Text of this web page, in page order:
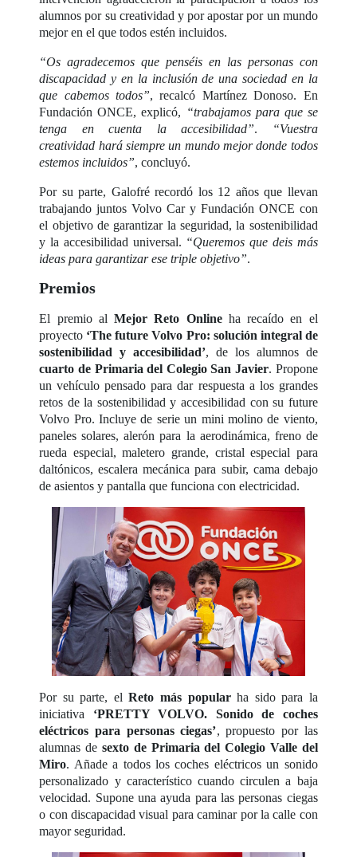
alumnos por su creatividad y por apostar por un mundo
mejor en el que todos estén incluidos.
“Os agradecemos que penséis en las personas con
discapacidad y en la inclusión de una sociedad en la
que cabemos todos”, recalcó Martínez Donoso. En
Fundación ONCE, explicó, “trabajamos para que se
tenga en cuenta la accesibilidad”.
“Vuestra
creatividad hará siempre un mundo mejor donde todos
estemos incluidos”, concluyó.
Por su parte, Galofré recordó los 12 años que llevan
trabajando juntos Volvo Car y Fundación ONCE con
el objetivo de garantizar la seguridad, la sostenibilidad
y la accesibilidad universal. “Queremos que deis más
ideas para garantizar ese triple objetivo”.
Premios
El premio alMejor Reto Onlineha recaído en el
proyecto ‘The future Volvo Pro: solución integral de
sostenibilidad y accesibilidad’, de los alumnos de
cuarto de Primaria del Colegio San Javier. Propone
un vehículo pensado para dar respuesta a los grandes
retos de la sostenibilidad y accesibilidad con su future
Volvo Pro. Incluye de serie un mini molino de viento,
paneles solares, alerón para la aerodinámica, freno de
rueda especial, maletero grande, cristal especial para
daltónicos, escalera mecánica para subir, cama debajo
de asientos y pantalla que funciona con electricidad.
Por su parte, elReto más popularha sido para la
iniciativa ‘PRETTY VOLVO. Sonido de coches
eléctricos para personas ciegas’, propuesto por las
alumnas de sexto de Primaria del Colegio Valle del
Miro. Añade a todos los coches eléctricos un sonido
personalizado y característico cuando circulen a baja
velocidad. Supone una ayuda para las personas ciegas
o con discapacidad visual para caminar por la calle con
mayor seguridad.